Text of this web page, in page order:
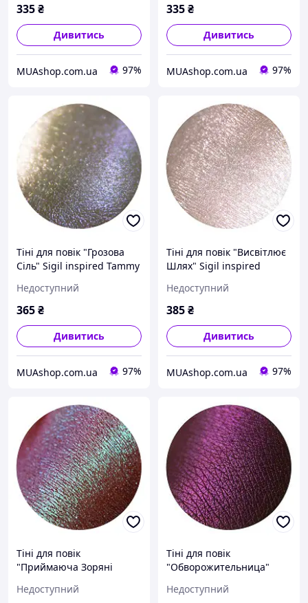
335₴
Дивитись
MUAshop.com.ua 97%
335₴
Дивитись
MUAshop.com.ua 97%
Тіні для повік "Грозова
Сіль" Sigil inspired Tammy
Недоступний
365₴
Дивитись
MUAshop.com.ua 97%
Тіні для повік "Висвітлює
Шлях" Sigil inspired
Недоступний
385₴
Дивитись
MUAshop.com.ua 97%
Тіні для повік
"Приймаюча Зоряні
Tammy Tanuka, 1 мл
Недоступний
Тіні для повік
"Обворожительница"
Tanuka, 1 мл
Недоступний